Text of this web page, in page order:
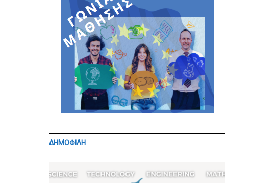
ΔΗΜΟΦΙΛΗ